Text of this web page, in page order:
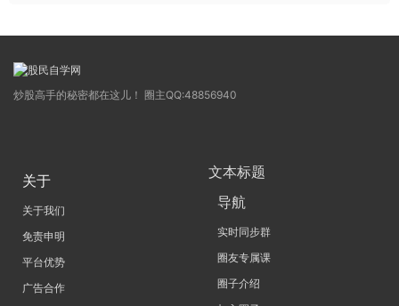
炒股高手的秘密都在这儿！ 圈主QQ:48856940
关于
关于我们
免责申明
平台优势
广告合作
文本标题
导航
实时同步群
圈友专属课
圈子介绍